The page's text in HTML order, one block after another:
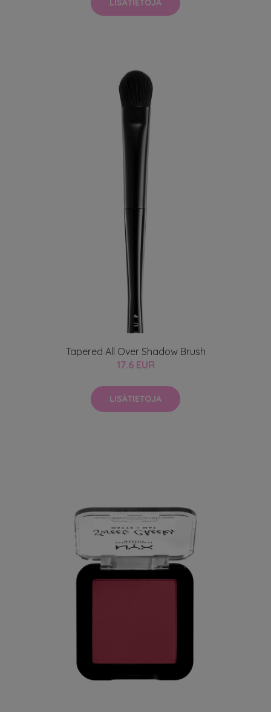
LISÄTIETOJA
Tapered All Over Shadow Brush
17.6 EUR
LISÄTIETOJA